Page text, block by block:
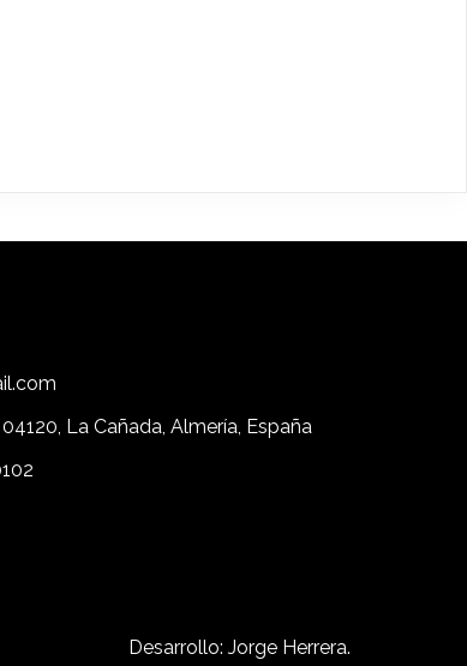
La Cañada, Almería, España
Desarrollo: Jorge Herrera.